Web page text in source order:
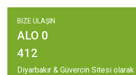
BIZE ULAŞIN
ALO 0
412
Diyarbakır & Güvercin Sitesi